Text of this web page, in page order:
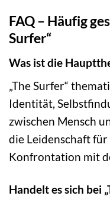
FAQ – Häufig
Surfer“
Was ist die
„The Surfer“
Identität,
zwischen Mensch
die Leidenschaft
Konfrontation mit
Handelt es sich bei